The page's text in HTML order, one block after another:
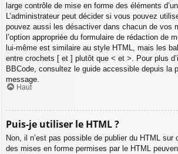
large contrôle de mise en forme des éléments
L’administrateur peut décider si vous pouvez
pouvez aussi les désactiver dans chacun de vos
l’option appropriée du formulaire de rédaction de
lui-même est similaire au style HTML, mais les
entre crochets [ et ] plutôt que < et >. Pour plus
BBCode, consultez le guide accessible depuis la
message.
Haut
Puis-je utiliser le HTML ?
Non, il n’est pas possible de publier du HTML sur
des mises en forme permises par le HTML